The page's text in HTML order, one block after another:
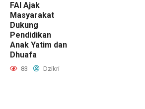
FAI Ajak
Masyarakat
Dukung
Pendidikan
Anak Yatim dan
Dhuafa
83 Dzikri